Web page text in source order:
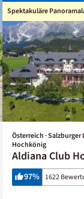
Spektakuläre
Österreich ·
Hochkönig
Aldiana Club
97% 1622